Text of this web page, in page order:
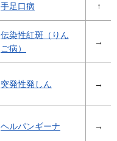
手足口病 ↑
伝染性紅斑（りん
ご病）
→
突発性発しん →
ヘルパンギーナ →